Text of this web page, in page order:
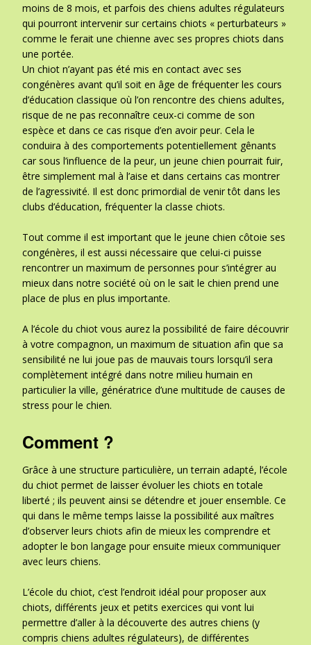
moins de 8 mois, et parfois des chiens adultes régulateurs
qui pourront intervenir sur certains chiots « perturbateurs »
comme le ferait une chienne avec ses propres chiots dans
une portée.
Un chiot n’ayant pas été mis en contact avec ses
congénères avant qu’il soit en âge de fréquenter les cours
d’éducation classique où l’on rencontre des chiens adultes,
risque de ne pas reconnaître ceux-ci comme de son
espèce et dans ce cas risque d’en avoir peur. Cela le
conduira à des comportements potentiellement gênants
car sous l’influence de la peur, un jeune chien pourrait fuir,
être simplement mal à l’aise et dans certains cas montrer
de l’agressivité. Il est donc primordial de venir tôt dans les
clubs d’éducation, fréquenter la classe chiots.
Tout comme il est important que le jeune chien côtoie ses
congénères, il est aussi nécessaire que celui-ci puisse
rencontrer un maximum de personnes pour s’intégrer au
mieux dans notre société où on le sait le chien prend une
place de plus en plus importante.
A l’école du chiot vous aurez la possibilité de faire découvrir
à votre compagnon, un maximum de situation afin que sa
sensibilité ne lui joue pas de mauvais tours lorsqu’il sera
complètement intégré dans notre milieu humain en
particulier la ville, génératrice d’une multitude de causes de
stress pour le chien.
Comment ?
Grâce à une structure particulière, un terrain adapté, l’école
du chiot permet de laisser évoluer les chiots en totale
liberté ; ils peuvent ainsi se détendre et jouer ensemble. Ce
qui dans le même temps laisse la possibilité aux maîtres
d’observer leurs chiots afin de mieux les comprendre et
adopter le bon langage pour ensuite mieux communiquer
avec leurs chiens.
L’école du chiot, c’est l’endroit idéal pour proposer aux
chiots, différents jeux et petits exercices qui vont lui
permettre d’aller à la découverte des autres chiens (y
compris chiens adultes régulateurs), de différentes